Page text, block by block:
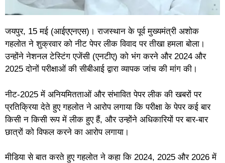
जयपुर, 15 मई (आईएएनएस)। राजस्थान के पूर्व मुख्यमंत्री अशोक
गहलोत ने शुक्रवार को नीट पेपर लीक विवाद पर तीखा हमला बोला।
उन्होंने नेशनल टेस्टिंग एजेंसी (एनटीए) को भंग करने और 2024 और
2025 दोनों परीक्षाओं की सीबीआई द्वारा व्यापक जांच की मांग की।
नीट-2025 में अनियमितताओं और संभावित पेपर लीक की खबरों पर
प्रतिक्रिया देते हुए गहलोत ने आरोप लगाया कि परीक्षा के पेपर कई बार
किसी न किसी रूप में लीक हुए हैं, और उन्होंने अधिकारियों पर बार-बार
छात्रों को विफल करने का आरोप लगाया।
मीडिया से बात करते हुए गहलोत ने कहा कि 2024, 2025 और 2026 में